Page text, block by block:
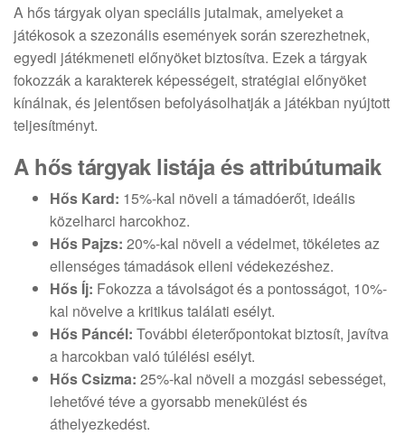
A hős tárgyak olyan speciális jutalmak, amelyeket a
játékosok a szezonális események során szerezhetnek,
egyedi játékmeneti előnyöket biztosítva. Ezek a tárgyak
fokozzák a karakterek képességeit, stratégiai előnyöket
kínálnak, és jelentősen befolyásolhatják a játékban nyújtott
teljesítményt.
A hős tárgyak listája és attribútumaik
Hős Kard: 15%-kal növeli a támadóerőt, ideális
közelharci harcokhoz.
Hős Pajzs: 20%-kal növeli a védelmet, tökéletes az
ellenséges támadások elleni védekezéshez.
Hős Íj: Fokozza a távolságot és a pontosságot, 10%-
kal növelve a kritikus találati esélyt.
Hős Páncél: További életerőpontokat biztosít, javítva
a harcokban való túlélési esélyt.
Hős Csizma: 25%-kal növeli a mozgási sebességet,
lehetővé téve a gyorsabb menekülést és
áthelyezkedést.